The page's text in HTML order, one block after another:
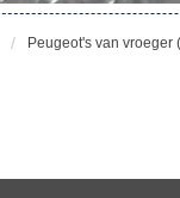
Peugeot's van vroeger